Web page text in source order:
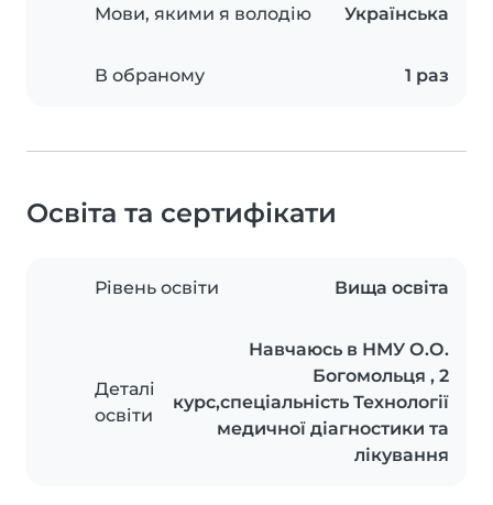
Мови, якими я володію Українська
В обраному 1 раз
Освіта та сертифікати
Рівень освіти Вища освіта
Деталі
освіти
Навчаюсь в НМУ О.О.
Богомольця , 2
курс,спеціальність Технології
медичної діагностики та
лікування